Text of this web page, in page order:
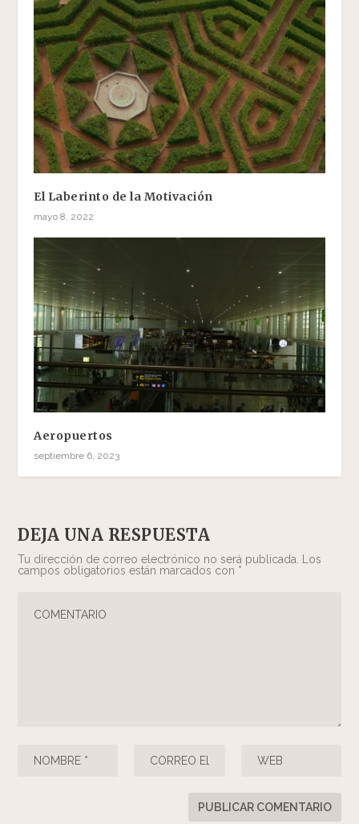
El Laberinto de la Motivación
mayo 8, 2022
Aeropuertos
septiembre 6, 2023
DEJA UNA RESPUESTA
Tu dirección de correo electrónico no será publicada. Los
campos obligatorios están marcados con *